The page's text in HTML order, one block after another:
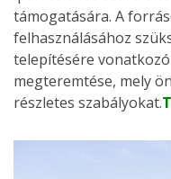
támogatására. A
felhasználásához
telepítésére
megteremtése, mely
részletes szabályokat.